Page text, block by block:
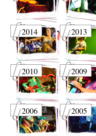
2014 2013
2010 2009
2006 2005